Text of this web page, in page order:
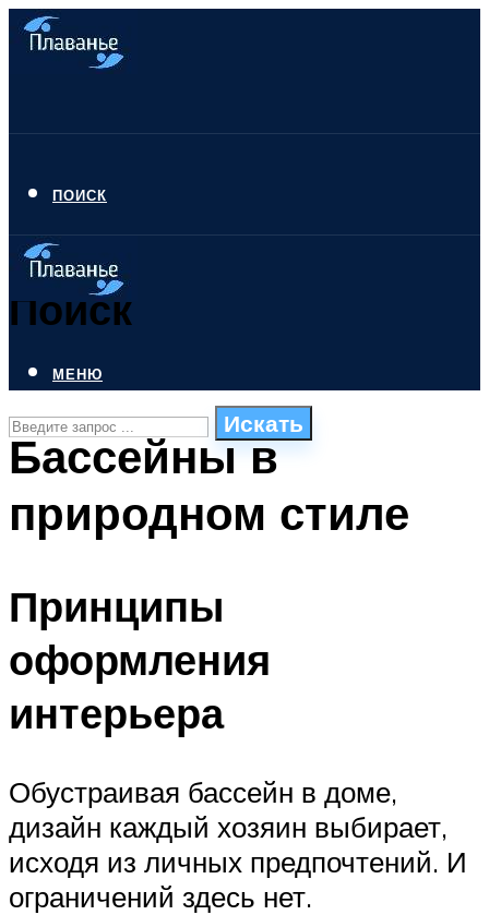
ПОИСК
Поиск
Искать
ПЛАВАНЬЕ ДЛЯ ДЕТЕЙ
ОЧИСТКА БАССЕЙНОВ
МЕНЮ
МЕНЮ
Бассейны в
природном стиле
Принципы
оформления
интерьера
Обустраивая бассейн в доме,
дизайн каждый хозяин выбирает,
исходя из личных предпочтений. И
ограничений здесь нет.